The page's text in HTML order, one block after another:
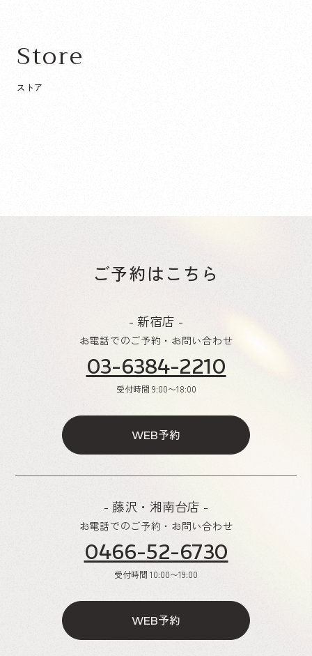
Store
ストア
ご予約はこちら
- 新宿店 -
お電話でのご予約・お問い合わせ
03-6384-2210
受付時間 9:00〜18:00
WEB予約
- 藤沢・湘南台店 -
お電話でのご予約・お問い合わせ
0466-52-6730
受付時間 10:00〜19:00
WEB予約